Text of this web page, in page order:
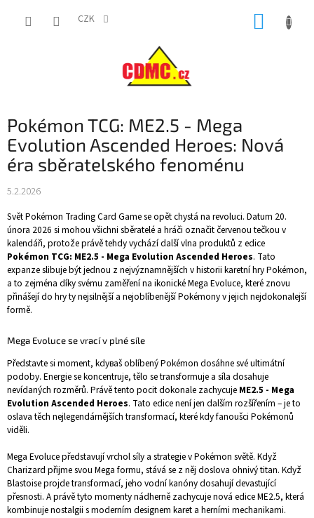
CZK
Pokémon TCG: ME2.5 - Mega
Evolution Ascended Heroes: Nová
éra sběratelského fenoménu
5.2.2026
Svět Pokémon Trading Card Game se opět chystá na revoluci. Datum 20.
února 2026 si mohou všichni sběratelé a hráči označit červenou tečkou v
kalendáři, protože právě tehdy vychází další vlna produktů z edice
Pokémon TCG: ME2.5 - Mega Evolution Ascended Heroes. Tato
expanze slibuje být jednou z nejvýznamnějších v historii karetní hry Pokémon,
a to zejména díky svému zaměření na ikonické Mega Evoluce, které znovu
přinášejí do hry ty nejsilnější a nejoblíbenější Pokémony v jejich nejdokonalejší
formě.
Mega Evoluce se vrací v plné síle
Představte si moment, kdyваš oblíbený Pokémon dosáhne své ultimátní
podoby. Energie se koncentruje, tělo se transformuje a síla dosahuje
nevídaných rozměrů. Právě tento pocit dokonale zachycuje ME2.5 - Mega
Evolution Ascended Heroes. Tato edice není jen dalším rozšířením – je to
oslava těch nejlegendárnějších transformací, které kdy fanoušci Pokémonů
viděli.
Mega Evoluce představují vrchol síly a strategie v Pokémon světě. Když
Charizard přijme svou Mega formu, stává se z něj doslova ohnivý titan. Když
Blastoise projde transformací, jeho vodní kanóny dosahují devastující
přesnosti. A právě tyto momenty nádherně zachycuje nová edice ME2.5, která
kombinuje nostalgii s moderním designem karet a herními mechanikami.